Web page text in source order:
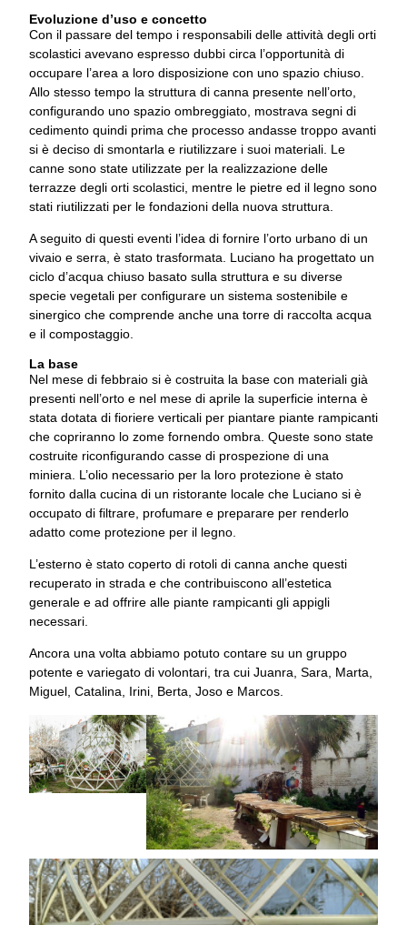
Evoluzione d’uso e concetto
Con il passare del tempo i responsabili delle attività degli orti
scolastici avevano espresso dubbi circa l’opportunità di
occupare l’area a loro disposizione con uno spazio chiuso.
Allo stesso tempo la struttura di canna presente nell’orto,
configurando uno spazio ombreggiato, mostrava segni di
cedimento quindi prima che processo andasse troppo avanti
si è deciso di smontarla e riutilizzare i suoi materiali. Le
canne sono state utilizzate per la realizzazione delle
terrazze degli orti scolastici, mentre le pietre ed il legno sono
stati riutilizzati per le fondazioni della nuova struttura.
A seguito di questi eventi l’idea di fornire l’orto urbano di un
vivaio e serra, è stato trasformata. Luciano ha progettato un
ciclo d’acqua chiuso basato sulla struttura e su diverse
specie vegetali per configurare un sistema sostenibile e
sinergico che comprende anche una torre di raccolta acqua
e il compostaggio.
La base
Nel mese di febbraio si è costruita la base con materiali già
presenti nell’orto e nel mese di aprile la superficie interna è
stata dotata di fioriere verticali per piantare piante rampicanti
che copriranno lo zome fornendo ombra. Queste sono state
costruite riconfigurando casse di prospezione di una
miniera. L’olio necessario per la loro protezione è stato
fornito dalla cucina di un ristorante locale che Luciano si è
occupato di filtrare, profumare e preparare per renderlo
adatto come protezione per il legno.
L’esterno è stato coperto di rotoli di canna anche questi
recuperato in strada e che contribuiscono all’estetica
generale e ad offrire alle piante rampicanti gli appigli
necessari.
Ancora una volta abbiamo potuto contare su un gruppo
potente e variegato di volontari, tra cui Juanra, Sara, Marta,
Miguel, Catalina, Irini, Berta, Joso e Marcos.